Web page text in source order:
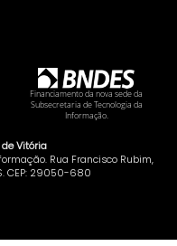
Financiamento da nova sede da
Subsecretaria de Tecnologia da
Informação.
Vitória
Rua Francisco Rubim,
CEP: 29050-680